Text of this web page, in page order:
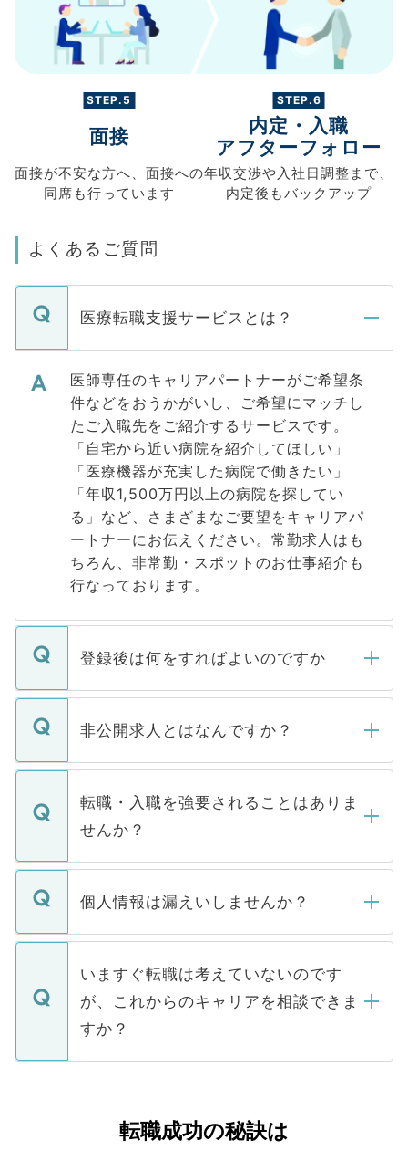
STEP.5
面接
面接が不安な方へ、 面接への
同席も行っています
STEP.6
内定・入職
アフターフォロー
年収交渉や入社日調整まで、
内定後もバックアップ
よくあるご質問
医療転職支援サービスとは？
医師専任のキャリアパートナーがご希望条
件などをおうかがいし、ご希望にマッチし
たご入職先をご紹介するサービスです。
「自宅から近い病院を紹介してほしい」
「医療機器が充実した病院で働きたい」
「年収1,500万円以上の病院を探してい
る」など、さまざまなご要望をキャリアパ
ートナーにお伝えください。常勤求人はも
ちろん、非常勤・スポットのお仕事紹介も
行なっております。
登録後は何をすればよいのですか
ご登録いただきましたら、弊社担当者がご
登録内容を確認し、その後メールもしくは
ます。通常、5営業日以内にはご連絡をせて
いただきますので、しばらくお待ちくださ
非公開求人とはなんですか？
マイナビDOCTORで取り扱っている求人の
うち約3割は、Webサイトからご覧いただ
けない「非公開求人」です。非公開求人は
下記の理由によって、一般には公開してい
ません。
■応募殺到を避けるため 人気のある医療機
関を公にしてしまうと、応募が殺到する場
に、医療機関が求める条件に合った人材の
みを人材紹介会社に依頼するケースが増え
ています。
転職・入職を強要されることはありま
せんか？
転職・入職を強要することは一切ありませ
ん。また、仮に応募先から内定をいただい
定を承諾する必要はありません。内定先へ
の辞退の連絡はキャリアパートナーが行い
個人情報は漏えいしませんか？
個人情報が漏えいすることはありませんの
で、ご安心ください。当サイトからの登録
などで収集したご登録者様の個人情報は、
ご本人のキャリアアップおよび転職活動の
支援を目的に使用いたします。お預かりし
ているすべての個人データはご本人の許可
は、個人情報の取り扱いについての厳密な
いますぐ転職は考えていないのです
が、これからのキャリアを相談できま
すか？
かがいして、現在の医療機関の状況や紹介
経験をまじえながら、適切なアドバイスを
転職成功の秘訣は